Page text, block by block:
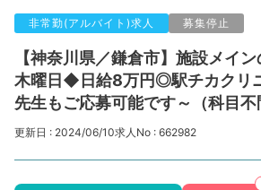
非常勤(アルバイト)求人 募集停止
【神奈川県／鎌倉市】施設メイ
木曜日◆日給8万円◎駅チカクリ
先生もご応募可能です～（科目不
更新日 : 2024/06/10求人No : 662982